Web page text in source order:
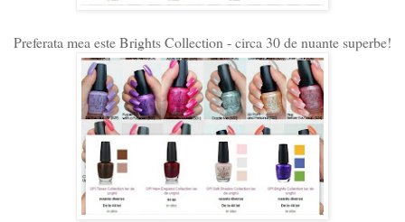
Preferata mea este Brights Collection - circa 30 de nuante superbe!